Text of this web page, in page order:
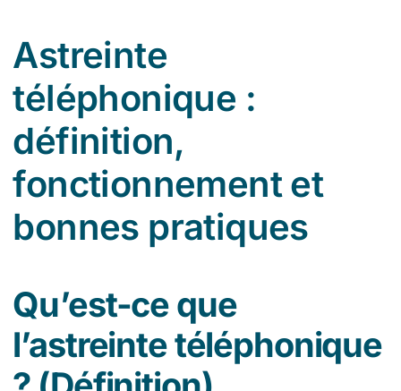
Astreinte
téléphonique :
définition,
fonctionnement et
bonnes pratiques
Qu’est-ce que
l’astreinte téléphonique